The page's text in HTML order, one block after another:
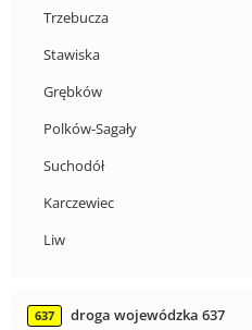
Trzebucza
Stawiska
Grębków
Polków-Sagały
Suchodół
Karczewiec
Liw
637
droga wojewódzka 637